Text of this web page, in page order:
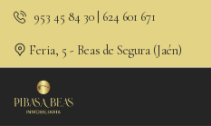
953 45 84 30 | 624 601 671
Feria, 5 - Beas de Segura (Jaén)